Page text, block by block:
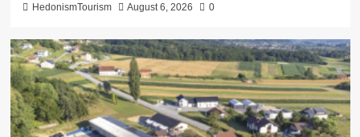
HedonismTourism August 6, 2026 0